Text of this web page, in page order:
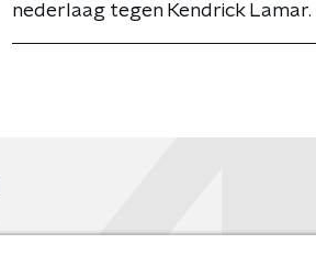
nederlaag tegen Kendrick Lamar.